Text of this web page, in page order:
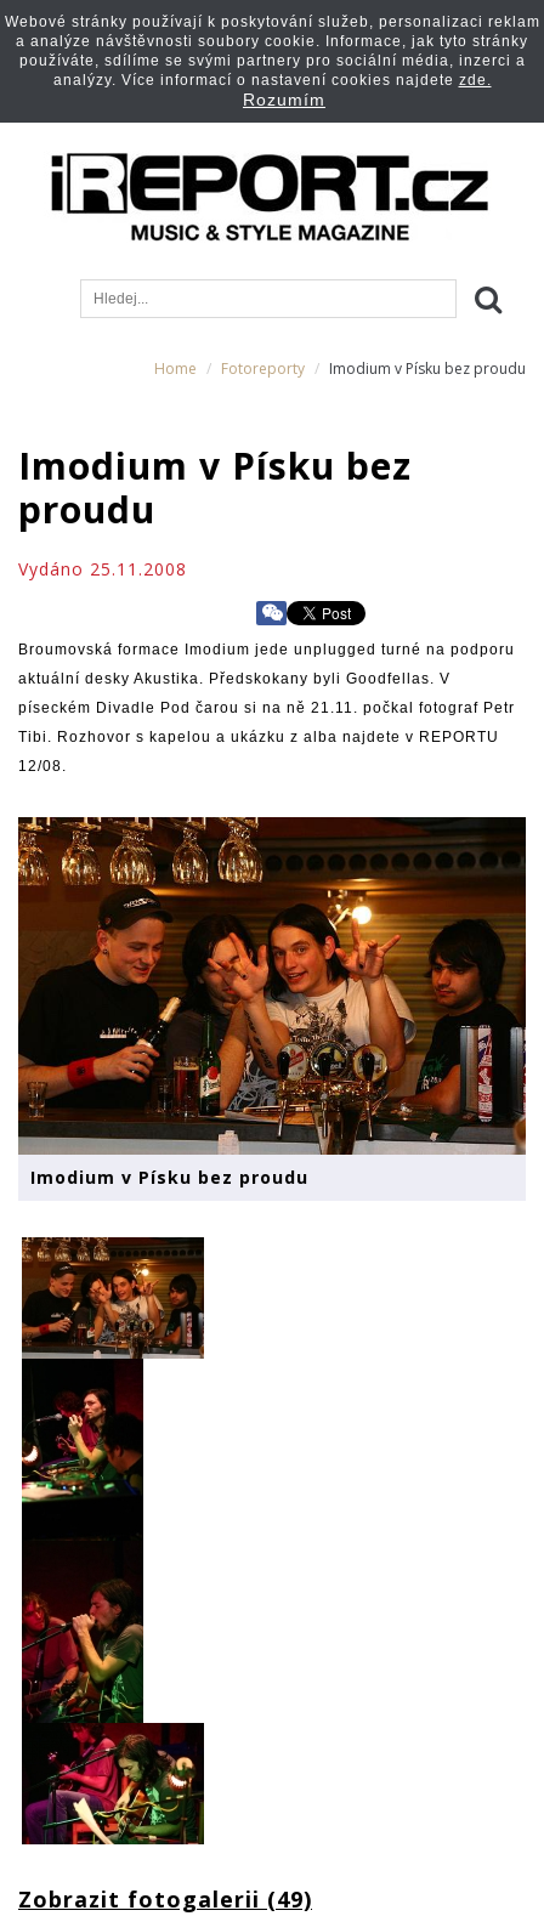
Home Fotoreporty Imodium v Písku bez proudu
Imodium v Písku bez
proudu
Vydáno 25.11.2008
Broumovská formace Imodium jede unplugged turné na podporu
aktuální desky Akustika. Předskokany byli Goodfellas. V
píseckém Divadle Pod čarou si na ně 21.11. počkal fotograf Petr
Tibi. Rozhovor s kapelou a ukázku z alba najdete v REPORTU
12/08.
Imodium v Písku bez proudu
Zobrazit fotogalerii (49)
Webové stránky používají k poskytování služeb, personalizaci reklam
a analýze návštěvnosti soubory cookie. Informace, jak tyto stránky
používáte, sdílíme se svými partnery pro sociální média, inzerci a
analýzy. Více informací o nastavení cookies najdete zde.
Rozumím